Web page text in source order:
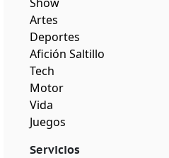
Artes
Deportes
Afición Saltillo
Tech
Motor
Vida
Juegos
Servicios